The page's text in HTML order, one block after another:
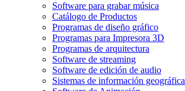
Software para grabar música
Catálogo de Productos
Programas de diseño gráfico
Programas para Impresora 3D
Programas de arquitectura
Software de streaming
Software de edición de audio
Sistemas de información geográfica